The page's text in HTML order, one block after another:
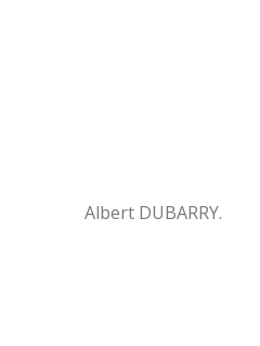
Albert DUBARRY.